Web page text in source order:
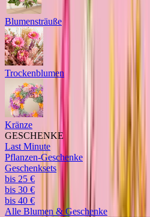
Blumensträuße
Trockenblumen
Kränze
GESCHENKE
Last Minute
Pflanzen-Geschenke
Geschenksets
bis 25 €
bis 30 €
bis 40 €
Alle Blumen & Geschenke